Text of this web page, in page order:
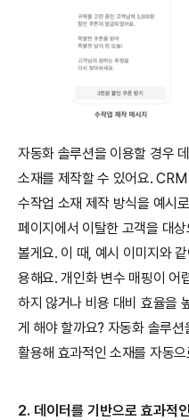
자동화 솔루션을 이용할 경우
소재를 제작할 수 있어요.
수작업 소재 제작 방식을 예시
페이지에서 이탈한 고객을 대
볼게요. 이 때, 예시 이미지와
용해요. 개인화 변수 매핑이 어
하지 않거나 비용 대비 효율을
게 해야 할까요? 자동화 솔루
활용해 효과적인 소재를 자동
2. 데이터를 기반으로 효과적